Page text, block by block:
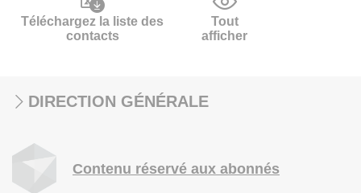
Téléchargez la liste des
contacts
Tout
afficher
DIRECTION GÉNÉRALE
Contenu réservé aux abonnés